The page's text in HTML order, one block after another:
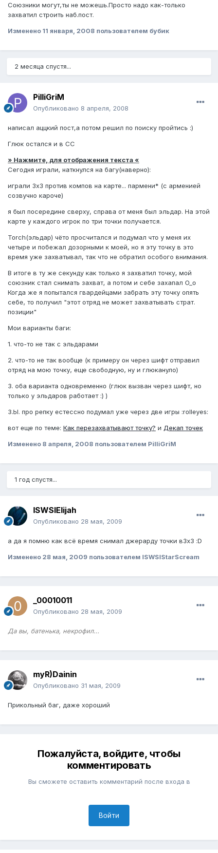
Союзники могут,ты не можешь.Просто надо как-только
захватил строить наб.пост.
Изменено 11 января, 2008 пользователем бубик
2 месяца спустя...
PilliGriM
Опубликовано 8 апреля, 2008
написал аццкий пост,а потом решил по поиску пройтись :)
Глюк остался и в СС
» Нажмите, для отображения текста «
Сегодня играли, наткнулся на багу(наверно):
играли 3х3 против компов на карте... пармени* (с арменией
созвучно кароче)
я был посередине сверху, справа от меня был эльдар. На этой
карте у каждого игрок по три точки получается.
Torch(эльдар) чёто просчитался и подумал что у меня их
четыре и побежал дозорными к моей, но я эту точку в это
время уже захватывал, так что не обратил особого внимания.
В итоге в ту же секунду как только я захватил точку, мой
союзник стал снимать захват, а потом и себе захапал O_o
Когда же я попытался гвардейцами забрать эту точку опять
себе, то получил "этот отряд не может захватывать страт.
позиции"
Мои варианты баги:
1. что-то не так с эльдарами
2. что-то не так вообще (к примеру он через шифт отправил
отряд на мою точку, еще свободную, ну и глюкануло)
3. оба варианта одновременно (глюк вызван через шифт, но
только у эльдаров работает :) )
З.Ы. про репку естессно подумал уже через две игры :rolleyes:
вот еще по теме: Как перезахватывают точку? и Декап точек
Изменено 8 апреля, 2008 пользователем PilliGriM
1 год спустя...
ISWSIElijah
Опубликовано 28 мая, 2009
а да я помню как всё время снимал джерарду точки в3х3 :D
Изменено 28 мая, 2009 пользователем ISWSIStarScream
_00010011
Опубликовано 28 мая, 2009
Да вы, батенька, некрофил...
myR)Dainin
Опубликовано 31 мая, 2009
Прикольный баг, даже хороший
Пожалуйста, войдите, чтобы
комментировать
Вы сможете оставить комментарий после входа в
Войти